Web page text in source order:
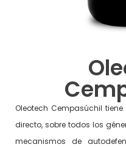
Oleotech Cempasúchil
directo, sobre todos los
mecanismos de